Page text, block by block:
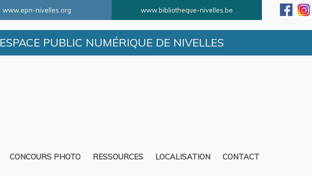
www.epn-nivelles.org www.bibliotheque-nivelles.be
ESPACE PUBLIC NUMÉRIQUE DE NIVELLES
CONCOURS PHOTO RESSOURCES LOCALISATION CONTACT